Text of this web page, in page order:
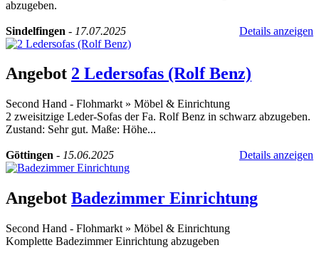
abzugeben.
Sindelfingen - 17.07.2025 Details anzeigen
Angebot 2 Ledersofas (Rolf Benz)
Second Hand - Flohmarkt » Möbel & Einrichtung
2 zweisitzige Leder-Sofas der Fa. Rolf Benz in schwarz abzugeben.
Zustand: Sehr gut. Maße: Höhe...
Göttingen - 15.06.2025 Details anzeigen
Angebot Badezimmer Einrichtung
Second Hand - Flohmarkt » Möbel & Einrichtung
Komplette Badezimmer Einrichtung abzugeben